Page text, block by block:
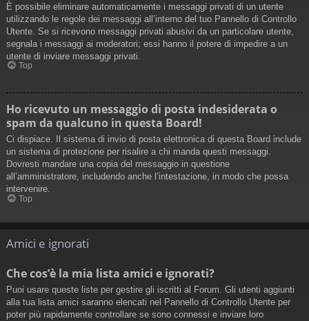
È possibile eliminare automaticamente i messaggi privati ​​di un utente
utilizzando le regole dei messaggi all’interno del tuo Pannello di Controllo
Utente. Se si ricevono messaggi privati ​​abusivi da un particolare utente,
segnala i messaggi ai moderatori; essi hanno il potere di impedire a un
utente di inviare messaggi privati​​.
Top
Ho ricevuto un messaggio di posta indesiderata o
spam da qualcuno in questa Board!
Ci dispiace. Il sistema di invio di posta elettronica di questa Board include
un sistema di protezione per risalire a chi manda questi messaggi.
Dovresti mandare una copia del messaggio in questione
all’amministratore, includendo anche l’intestazione, in modo che possa
intervenire.
Top
Amici e ignorati
Che cos’è la mia lista amici e ignorati?
Puoi usare queste liste per gestire gli iscritti al Forum. Gli utenti aggiunti
alla tua lista amici saranno elencati nel Pannello di Controllo Utente per
poter più rapidamente controllare se sono connessi e inviare loro